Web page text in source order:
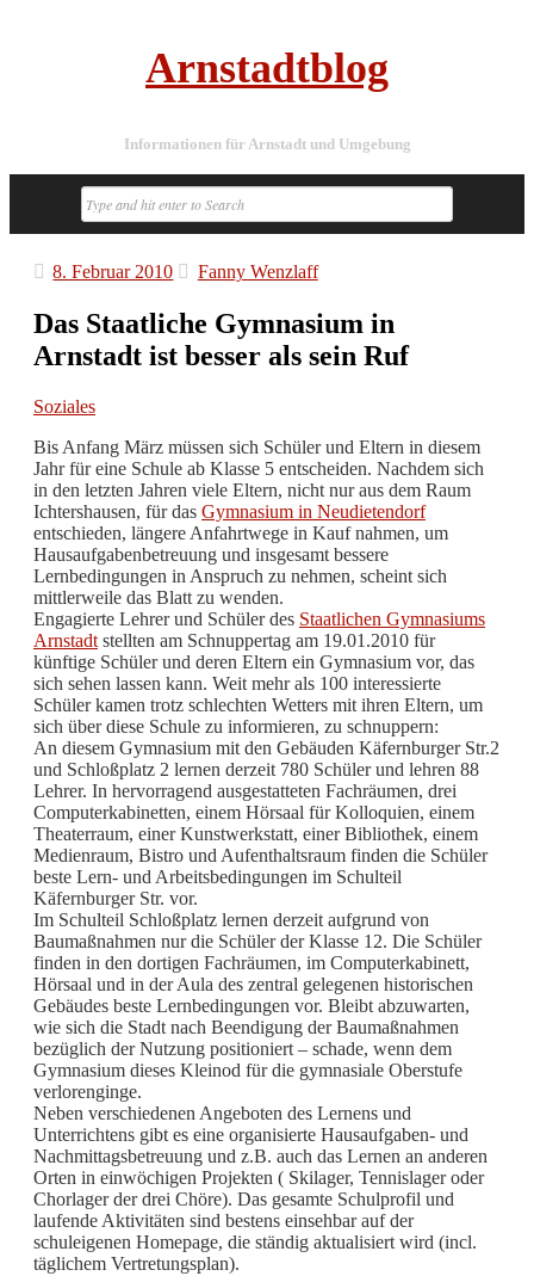
Arnstadtblog
Informationen für Arnstadt und Umgebung
8. Februar 2010 Fanny Wenzlaff
Das Staatliche Gymnasium in
Arnstadt ist besser als sein Ruf
Soziales
Bis Anfang März müssen sich Schüler und Eltern in diesem
Jahr für eine Schule ab Klasse 5 entscheiden. Nachdem sich
in den letzten Jahren viele Eltern, nicht nur aus dem Raum
Ichtershausen, für das Gymnasium in Neudietendorf
entschieden, längere Anfahrtwege in Kauf nahmen, um
Hausaufgabenbetreuung und insgesamt bessere
Lernbedingungen in Anspruch zu nehmen, scheint sich
mittlerweile das Blatt zu wenden.
Engagierte Lehrer und Schüler des Staatlichen Gymnasiums
Arnstadt stellten am Schnuppertag am 19.01.2010 für
künftige Schüler und deren Eltern ein Gymnasium vor, das
sich sehen lassen kann. Weit mehr als 100 interessierte
Schüler kamen trotz schlechten Wetters mit ihren Eltern, um
sich über diese Schule zu informieren, zu schnuppern:
An diesem Gymnasium mit den Gebäuden Käfernburger Str.2
und Schloßplatz 2 lernen derzeit 780 Schüler und lehren 88
Lehrer. In hervorragend ausgestatteten Fachräumen, drei
Computerkabinetten, einem Hörsaal für Kolloquien, einem
Theaterraum, einer Kunstwerkstatt, einer Bibliothek, einem
Medienraum, Bistro und Aufenthaltsraum finden die Schüler
beste Lern- und Arbeitsbedingungen im Schulteil
Käfernburger Str. vor.
Im Schulteil Schloßplatz lernen derzeit aufgrund von
Baumaßnahmen nur die Schüler der Klasse 12. Die Schüler
finden in den dortigen Fachräumen, im Computerkabinett,
Hörsaal und in der Aula des zentral gelegenen historischen
Gebäudes beste Lernbedingungen vor. Bleibt abzuwarten,
wie sich die Stadt nach Beendigung der Baumaßnahmen
bezüglich der Nutzung positioniert – schade, wenn dem
Gymnasium dieses Kleinod für die gymnasiale Oberstufe
verlorenginge.
Neben verschiedenen Angeboten des Lernens und
Unterrichtens gibt es eine organisierte Hausaufgaben- und
Nachmittagsbetreuung und z.B. auch das Lernen an anderen
Orten in einwöchigen Projekten ( Skilager, Tennislager oder
Chorlager der drei Chöre). Das gesamte Schulprofil und
laufende Aktivitäten sind bestens einsehbar auf der
schuleigenen Homepage, die ständig aktualisiert wird (incl.
täglichem Vertretungsplan).